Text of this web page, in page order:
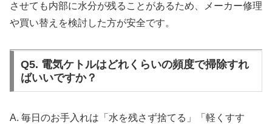
させても内部に水分が残ることがあるため、メーカー修理
や買い替えを検討した方が安全です。
Q5. 電気ケトルはどれくらいの頻度で掃除すれ
ばいいですか？
A. 毎日のお手入れは「水を残さず捨てる」「軽くすす